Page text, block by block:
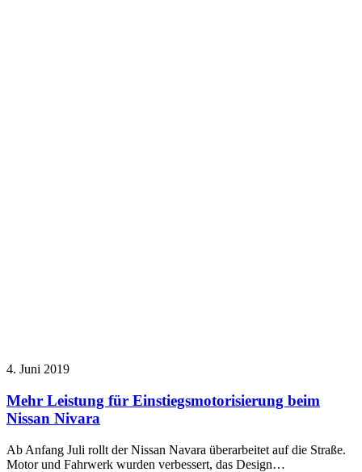
4. Juni 2019
Mehr Leistung für Einstiegsmotorisierung beim
Nissan Nivara
Ab Anfang Juli rollt der Nissan Navara überarbeitet auf die Straße.
Motor und Fahrwerk wurden verbessert, das Design…